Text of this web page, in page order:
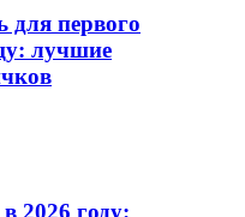
для первого
лучшие
2026 году: